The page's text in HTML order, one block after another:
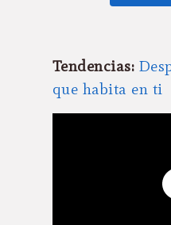
Tendencias:
que habita en ti